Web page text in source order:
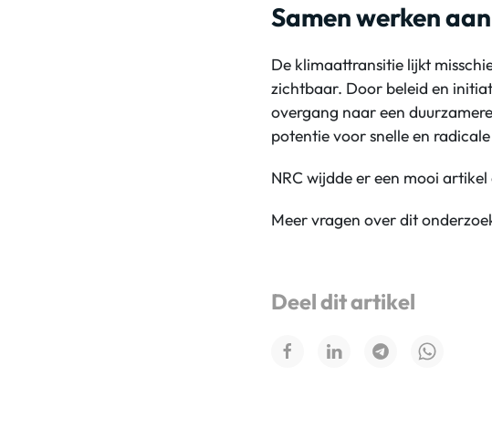
Samen werken
De klimaattransitie lijkt
zichtbaar. Door beleid en
overgang naar een
potentie voor snelle en
NRC wijdde er een mooi
Meer vragen over dit
Deel dit artikel